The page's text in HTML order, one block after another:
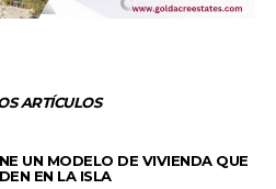
ARTÍCULOS
UN MODELO DE VIVIENDA QUE
EN LA ISLA